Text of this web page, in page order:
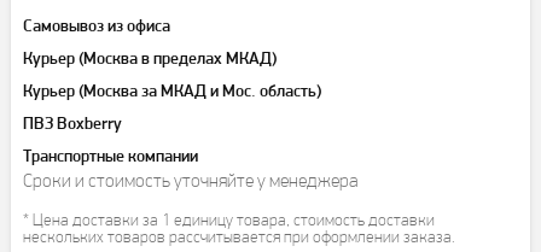
Самовывоз из офиса
Курьер (Москва в пределах МКАД)
Курьер (Москва за МКАД и Мос. область)
ПВЗ Boxberry
Транспортные компании
Сроки и стоимость уточняйте у менеджера
* Цена доставки за 1 единицу товара, стоимость доставки
нескольких товаров рассчитывается при оформлении заказа.